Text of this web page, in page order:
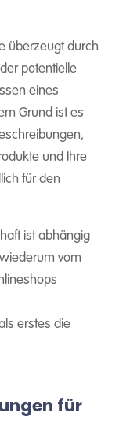
überzeugt durch
potentielle
eines
Grund ist es
und Ihre
für den
ist abhängig
vom
erstes die
für